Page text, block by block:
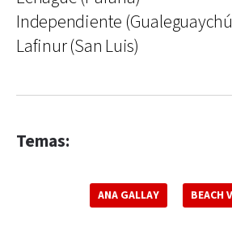
Independiente
Lafinur (San Luis)
Temas:
ANA GALLAY BEACH